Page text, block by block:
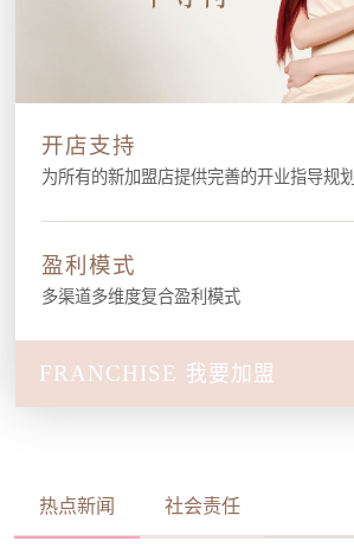
开店支持
为所有的新加盟店提供完善的开业指导规划
盈利模式
多渠道多维度复合盈利模式
FRANCHISE 我要加盟
热点新闻 社会责任